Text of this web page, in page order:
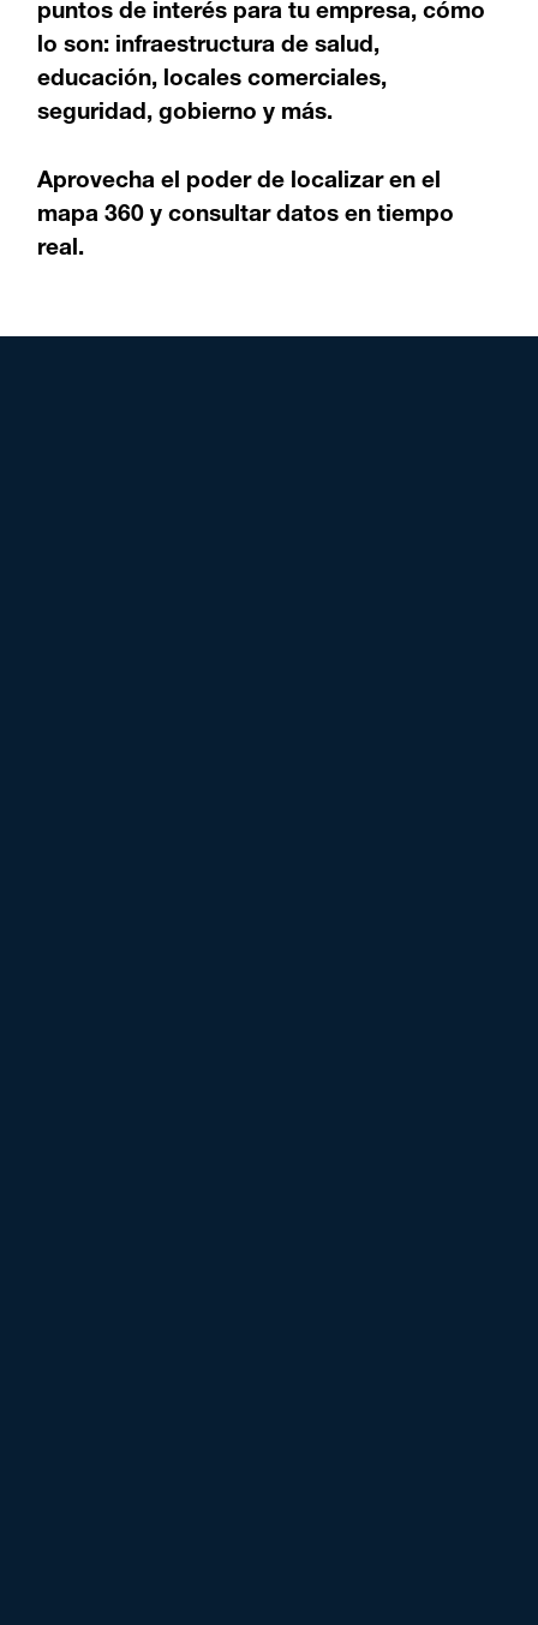
puntos de interés para tu empresa, cómo
lo son: infraestructura de salud,
educación, locales comerciales,
seguridad, gobierno y más.
Aprovecha el poder de localizar en el
mapa 360 y consultar datos en tiempo
real.